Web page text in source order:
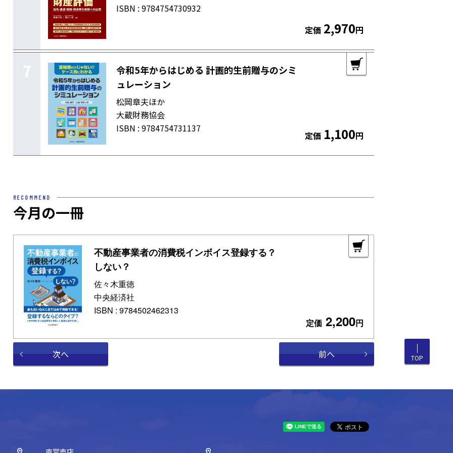
ISBN : 9784754730932
定価 2,970円
7
令和5年からはじめる 計画的生前贈与のシミ
ュレーション
松岡章夫ほか
大蔵財務協会
ISBN : 9784754731137
定価 1,100円
RECOMMEND
今月の一冊
不動産事業者の消費税インボイス登録する？
しない？
佐々木重徳
中央経済社
ISBN : 9784502462313
定価 2,200円
次へ 前へ TOP